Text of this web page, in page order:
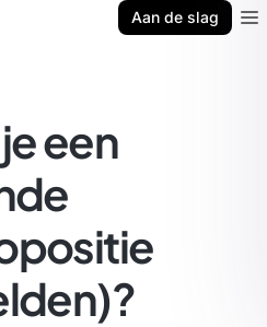
Aan de slag
een